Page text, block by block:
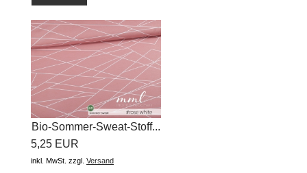
Bio-Sommer-Sweat-Stoff...
5,25 EUR
inkl. MwSt. zzgl. Versand